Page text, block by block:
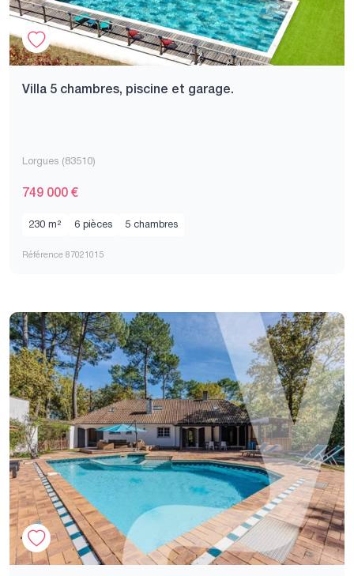
Villa 5 chambres, piscine et garage.
Lorgues (83510)
749 000 €
230 m² 6 pièces 5 chambres
Référence 87021015